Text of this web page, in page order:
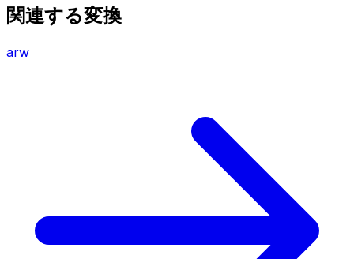
関連する変換
arw